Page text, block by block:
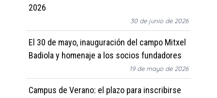
2026
30 de junio de 2026
El 30 de mayo, inauguración del campo Mitxel
Badiola y homenaje a los socios fundadores
19 de mayo de 2026
Campus de Verano: el plazo para inscribirse